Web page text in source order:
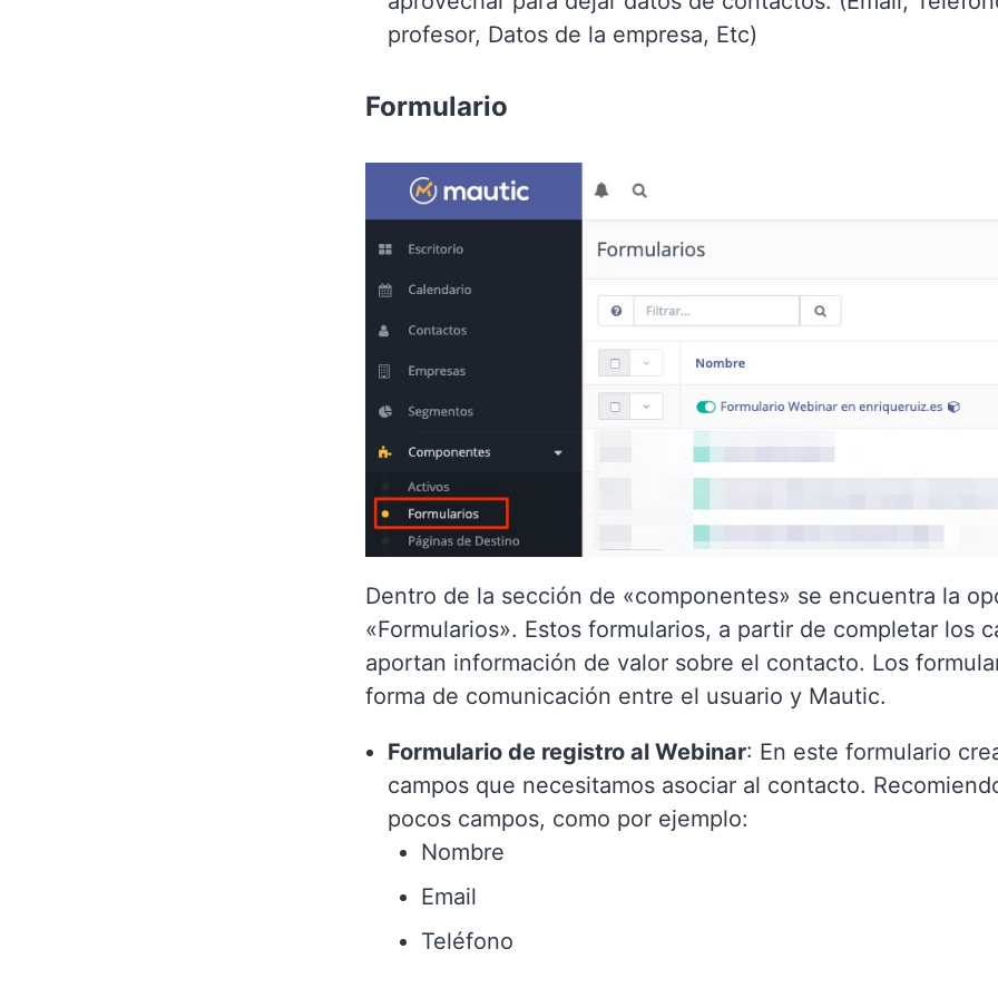
profesor, Datos de la empresa, Etc)
Formulario
Dentro de la sección de «componentes» se encuentra la
«Formularios». Estos formularios, a partir de completar los
aportan información de valor sobre el contacto. Los
forma de comunicación entre el usuario y Mautic.
Formulario de registro al Webinar: En este formulario
campos que necesitamos asociar al contacto.
pocos campos, como por ejemplo:
Nombre
Email
Teléfono